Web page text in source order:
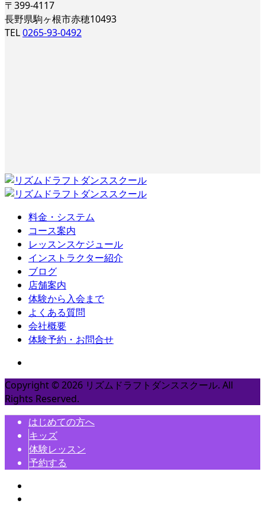
〒399-4117
長野県駒ヶ根市赤穂10493
TEL0265-93-0492
料金・システム
コース案内
レッスンスケジュール
インストラクター紹介
ブログ
店舗案内
体験から入会まで
よくある質問
会社概要
体験予約・お問合せ
Copyright ©2026 リズムドラフトダンススクール. All
Rights Reserved.
はじめての方へ
キッズ
体験レッスン
予約する